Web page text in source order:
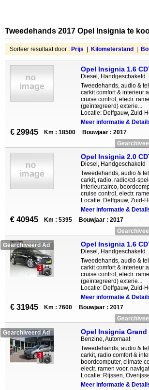
Tweedehands 2017 Opel Insignia te
Sorteer resultaat door : Prijs Kilometerstand
Diesel, Handgeschakeld
Tweedehands, audio &
carkit comfort &
cruise control, electr.
(geïntegreerd) exterie...
Locatie: Delfgauw, Zuid-
Meer informatie &
€ 29945 Km : 18500
Bouwjaar : 2017
Diesel, Handgeschakeld
Tweedehands, audio &
carkit, radio, radio/cd-
interieur:airco,
cruise control, electr.
Locatie: Delfgauw, Zuid-
Meer informatie &
€ 40945 Km : 5395
Bouwjaar : 2017
Gearchiveerd Ad
3
Diesel, Handgeschakeld
Tweedehands, audio &
carkit comfort &
cruise control, electr.
(geïntegreerd) exterie...
Locatie: Delfgauw, Zuid-
Meer informatie &
€ 31945 Km : 7600
Bouwjaar : 2017
Gearchiveerd Ad
3
Benzine, Automaat
Tweedehands, audio &
carkit, radio comfort &
boordcomputer, climate
electr. ramen voor,
Locatie: Rijssen,
Meer informatie &